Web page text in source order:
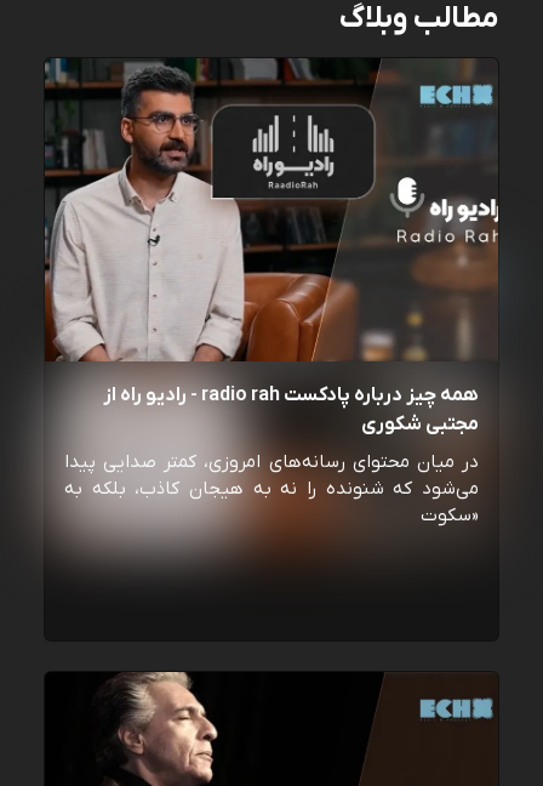
مطالب وبلاگ
همه چیز درباره پادکست radio rah - رادیو راه از
مجتبی شکوری
در میان محتوای رسانه‌های امروزی، کمتر صدایی پیدا
می‌شود که شنونده را نه به هیجان کاذب، بلکه به
«سکوت